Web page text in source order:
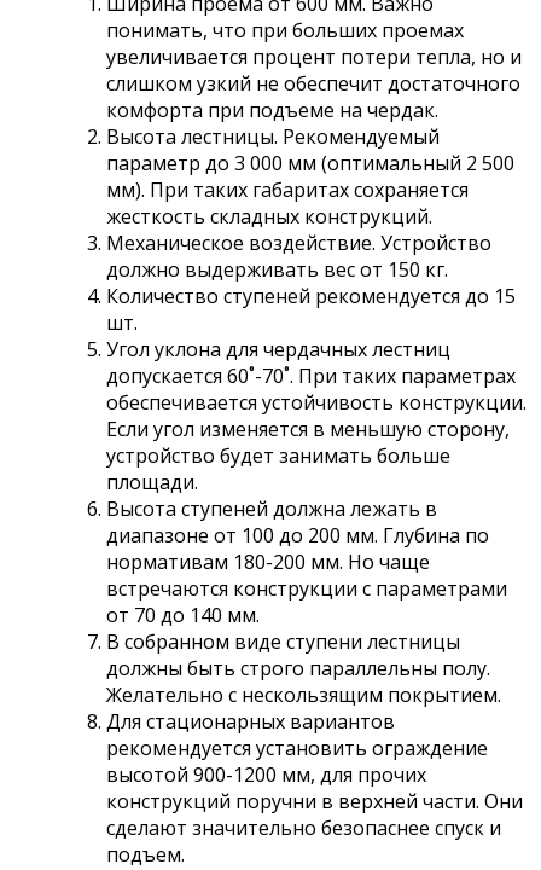
понимать, что при больших проемах
увеличивается процент потери тепла, но и
слишком узкий не обеспечит достаточного
комфорта при подъеме на чердак.
Высота лестницы. Рекомендуемый
параметр до 3 000 мм (оптимальный 2 500
мм). При таких габаритах сохраняется
жесткость складных конструкций.
Механическое воздействие. Устройство
должно выдерживать вес от 150 кг.
Количество ступеней рекомендуется до 15
шт.
Угол уклона для чердачных лестниц
допускается 60˚-70˚. При таких параметрах
обеспечивается устойчивость конструкции.
Если угол изменяется в меньшую сторону,
устройство будет занимать больше
площади.
Высота ступеней должна лежать в
диапазоне от 100 до 200 мм. Глубина по
нормативам 180-200 мм. Но чаще
встречаются конструкции с параметрами
от 70 до 140 мм.
В собранном виде ступени лестницы
должны быть строго параллельны полу.
Желательно с нескользящим покрытием.
Для стационарных вариантов
рекомендуется установить ограждение
высотой 900-1200 мм, для прочих
конструкций поручни в верхней части. Они
сделают значительно безопаснее спуск и
подъем.